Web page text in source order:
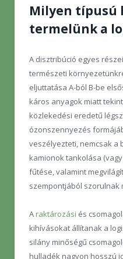
Milyen típusú
termelünk a
A disztribúció egyes
természeti
eljuttatása A-ból B-be
káros anyagok miatt
közlekedési eredetű
ózonszennyezés
veszélyezteti, nemcsak a
kamionok tankolása
fűtése, valamint
szempontjából szorulnak
A raktározási és
kihívásokat állítanak a
silány minőségű
hulladék nagyon hosszú